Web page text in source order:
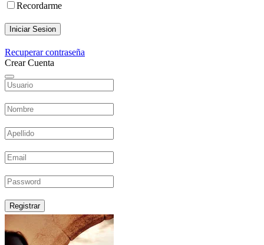
Recordarme
Iniciar Sesion
Recuperar contraseña
Crear Cuenta
Registrar